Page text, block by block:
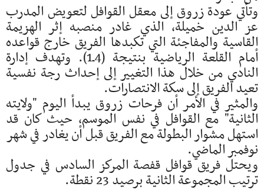
وتأتي عودة زروق إلى معقل القوافل لتعويض المدرب
عز الدين خميلة، الذي غادر منصبه إثر الهزيمة
القاسية والمفاجئة التي تكبدها الفريق خارج قواعده
أمام القلعة الرياضية بنتيجة (4ـ1). وتهدف إدارة
النادي من خلال هذا التغيير إلى إحداث رجة نفسية
تعيد الفريق إلى سكة الانتصارات.
والمثير في الأمر أن فرحات زروق يبدأ اليوم "ولايته
الثانية" مع القوافل في نفس الموسم، حيث كان قد
استهل مشوار البطولة مع الفريق قبل أن يغادر في شهر
نوفمبر الماضي.
ويحتل فريق قوافل قفصة المركز السادس في جدول
ترتيب المجموعة الثانية برصيد 23 نقطة.